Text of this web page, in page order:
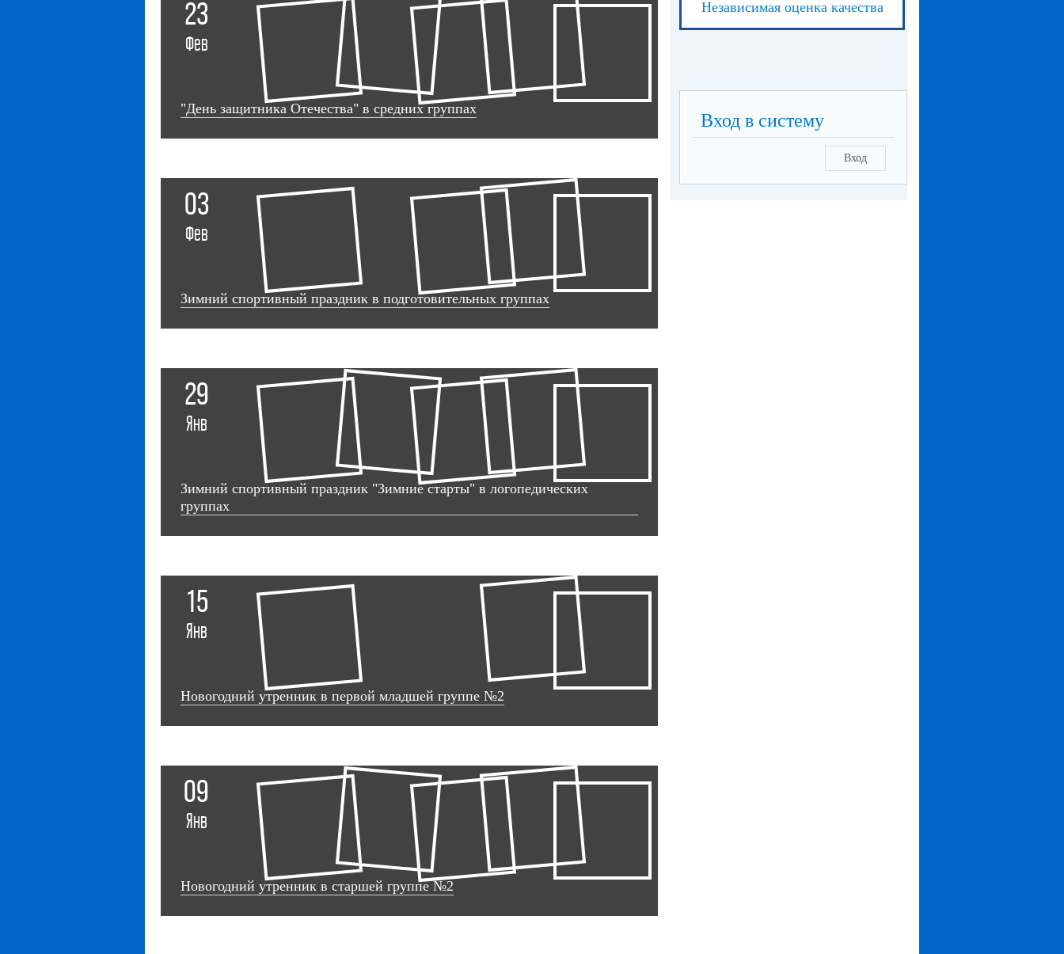
23
Фев
"День защитника Отечества" в средних группах
03
Фев
Зимний спортивный праздник в подготовительных группах
29
Янв
Зимний спортивный праздник "Зимние старты" в логопедических
группах
15
Янв
Новогодний утренник в первой младшей группе №2
09
Янв
Новогодний утренник в старшей группе №2
Независимая оценка качества
Вход в систему
Вход